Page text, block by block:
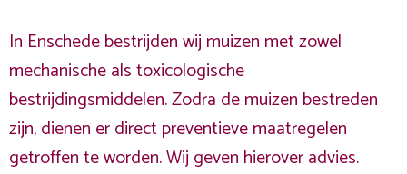
In Enschede bestrijden wij muizen met zowel
mechanische als toxicologische
bestrijdingsmiddelen. Zodra de muizen bestreden
zijn, dienen er direct preventieve maatregelen
getroffen te worden. Wij geven hierover advies.